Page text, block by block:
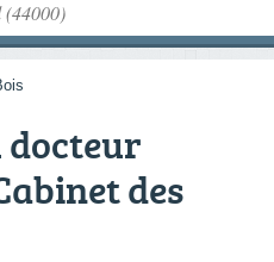
docteur
des